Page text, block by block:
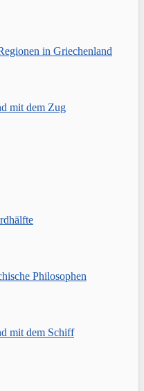
in Griechenland
mit dem Zug
Philosophen
mit dem Schiff